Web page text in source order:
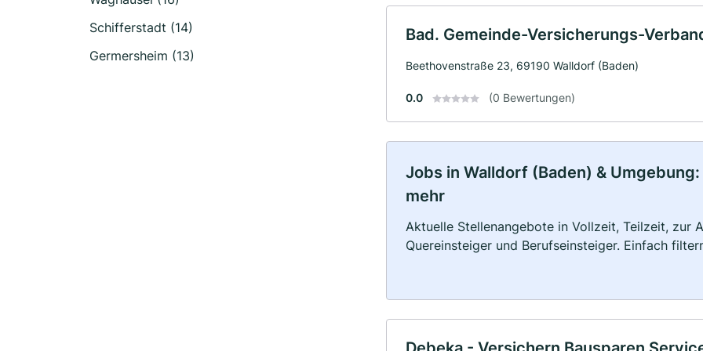
Schifferstadt (14)
Germersheim (13)
Bad. Gemeinde-Versicherungs-
Beethovenstraße 23, 69190 Walldorf (Baden)
0.0 (0 Bewertungen)
Jobs in Walldorf (Baden) &
mehr
Aktuelle Stellenangebote in Vollzeit, Teilzeit, zur
Quereinsteiger und Berufseinsteiger. Einfach